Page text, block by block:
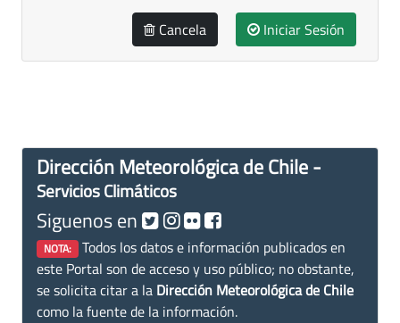
Cancela Iniciar Sesión
Dirección Meteorológica de Chile -
Servicios Climáticos
Siguenos en
NOTA: Todos los datos e información publicados en
este Portal son de acceso y uso público; no obstante,
se solicita citar a la Dirección Meteorológica de Chile
como la fuente de la información.